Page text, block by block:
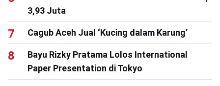
3,93 Juta
Cagub Aceh Jual ‘Kucing dalam Karung’
Bayu Rizky Pratama Lolos International
Paper Presentation di Tokyo